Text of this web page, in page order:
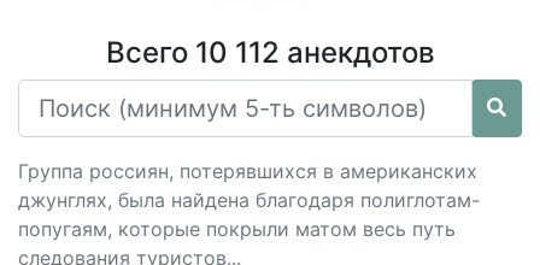
Всего 10 112 анекдотов
Группа россиян, потерявшихся в американских
джунглях, была найдена благодаря полиглотам-
попугаям, которые покрыли матом весь путь
следования туристов...